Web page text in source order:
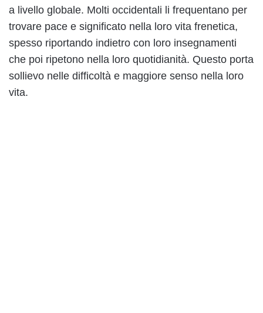
a livello globale. Molti occidentali li frequentano per
trovare pace e significato nella loro vita frenetica,
spesso riportando indietro con loro insegnamenti
che poi ripetono nella loro quotidianità. Questo porta
sollievo nelle difficoltà e maggiore senso nella loro
vita.